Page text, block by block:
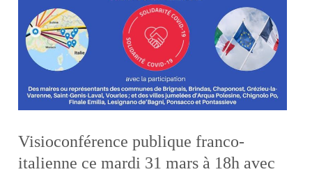
Visioconférence publique franco-
italienne ce mardi 31 mars à 18h avec